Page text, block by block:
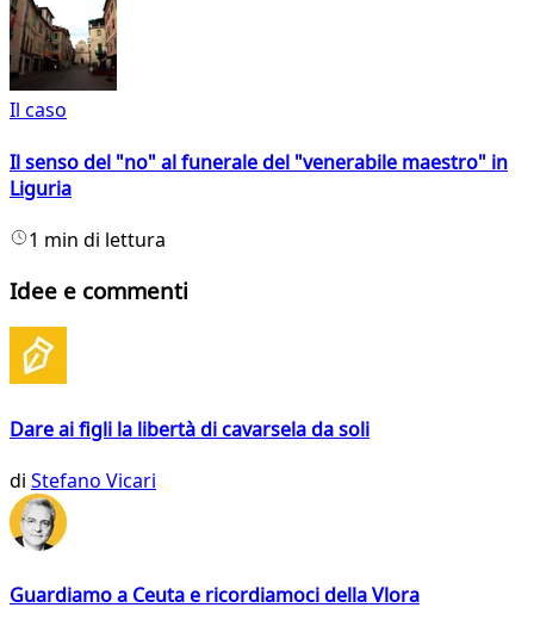
Il caso
Il senso del "no" al funerale del "venerabile maestro" in
Liguria
1 min di lettura
Idee e commenti
Dare ai figli la libertà di cavarsela da soli
di Stefano Vicari
Guardiamo a Ceuta e ricordiamoci della Vlora